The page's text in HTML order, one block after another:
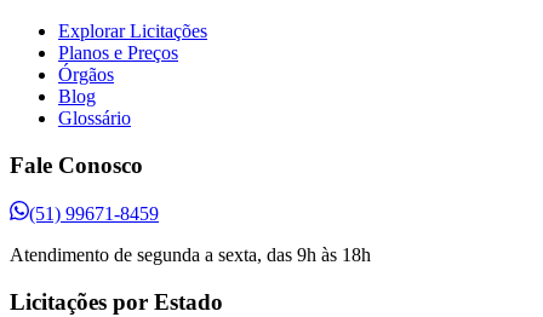
Explorar Licitações
Planos e Preços
Órgãos
Blog
Glossário
Fale Conosco
(51) 99671-8459
Atendimento de segunda a sexta, das 9h às 18h
Licitações por Estado